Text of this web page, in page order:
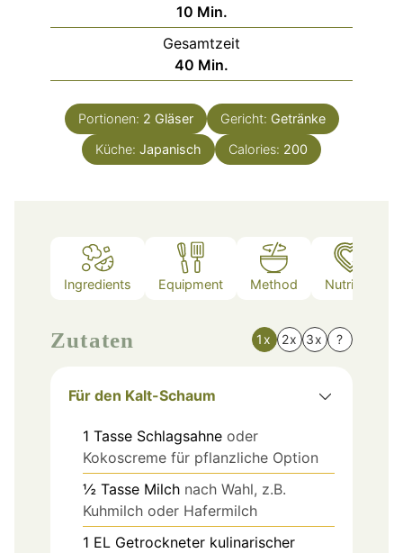
10Minuten
Min.
Gesamtzeit
40 Minuten
Min.
Portionen: 2 Gläser Gericht: Getränke
Küche: Japanisch Calories: 200
Ingredients Equipment Method Nutrition
Zutaten 1x 2x 3x ?
Für den Kalt-Schaum
1 Tasse Schlagsahne oder
Kokoscreme für pflanzliche Option
½ Tasse Milch nach Wahl, z.B.
Kuhmilch oder Hafermilch
1 EL Getrockneter kulinarischer